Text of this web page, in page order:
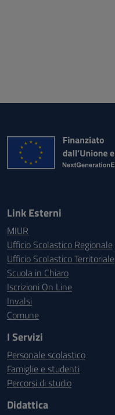
Link Esterni
MIUR
Ufficio Scolastico Regionale
Ufficio Scolastico Territoriale
Scuola in Chiaro
Iscrizioni On Line
Invalsi
Comune
I Servizi
Personale scolastico
Famiglie e studenti
Percorsi di studio
Didattica